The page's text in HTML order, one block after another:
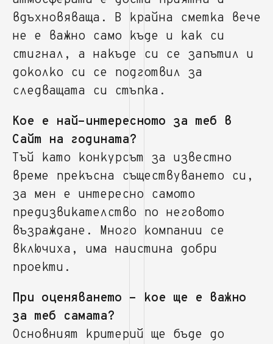
вдъхновяваща. В крайна сметка вече
не е важно само къде и как си
стигнал, а накъде си се запътил и
доколко си се подготвил за
следващата си стъпка.
Кое е най-интересното за теб в
Сайт на годината?
Тъй като конкурсът за известно
време прекъсна съществуването си,
за мен е интересно самото
предизвикателство по неговото
възраждане. Много компании се
включиха, има наистина добри
проекти.
При оценяването - кое ще е важно
за теб самата?
Основният критерий ще бъде до